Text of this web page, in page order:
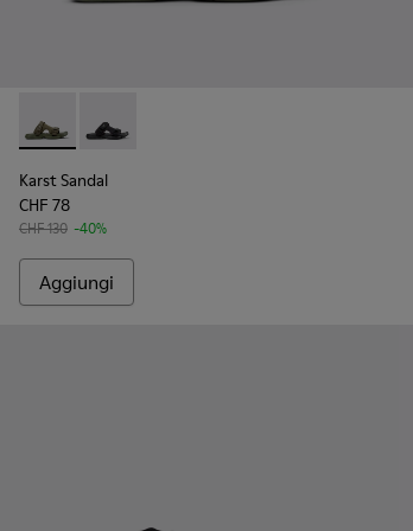
Karst Sandal - K101103-002 - Sandali in tessuto
Karst Sandal - K101103-001 - Sandali
Karst Sandal
CHF 78
CHF 130 -40%
Aggiungi